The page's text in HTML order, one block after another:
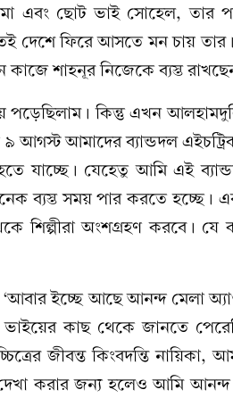
এবং ছোট ভাই সোহেল, তার
দেশে ফিরে আসতে মন চায় তার।
কাজে শাহনূর নিজেকে ব্যস্ত
কিন্তু এখন
আগস্ট আমাদের ব্যান্ডদল
যাচ্ছে। যেহেতু আমি এই
ব্যস্ত সময় পার করতে হচ্ছে।
শিল্পীরা অংশগ্রহণ করবে। যে
‘আবার ইচ্ছে আছে আনন্দ মেলা
কাছ থেকে জানতে
জীবন্ত কিংবদন্তি নায়িকা,
দেখা করার জন্য হলেও আমি